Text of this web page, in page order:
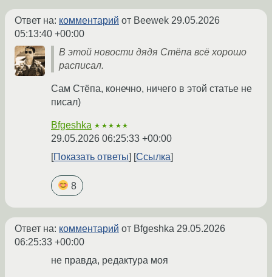
Ответ на: комментарий от Beewek 29.05.2026
05:13:40 +00:00
В этой новости дядя Стёпа всё хорошо
расписал.
Сам Стёпа, конечно, ничего в этой статье не
писал)
Bfgeshka ★★★★★
29.05.2026 06:25:33 +00:00
Показать ответы
Ссылка
8
Ответ на: комментарий от Bfgeshka 29.05.2026
06:25:33 +00:00
не правда, редактура моя